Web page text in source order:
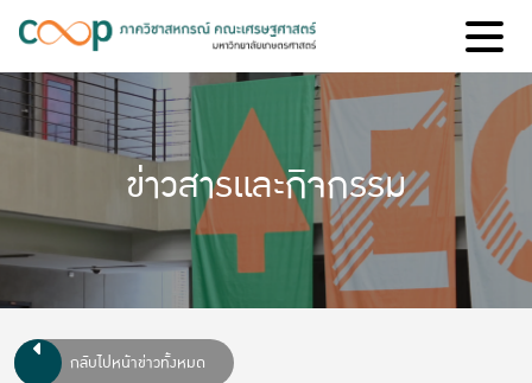
ข่าวสารและกิจกรรม
กลับไปหน้าข่าวทั้งหมด